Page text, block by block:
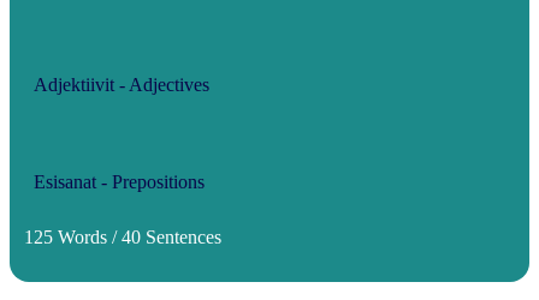
Adjektiivit - Adjectives
Esisanat - Prepositions
125 Words / 40 Sentences